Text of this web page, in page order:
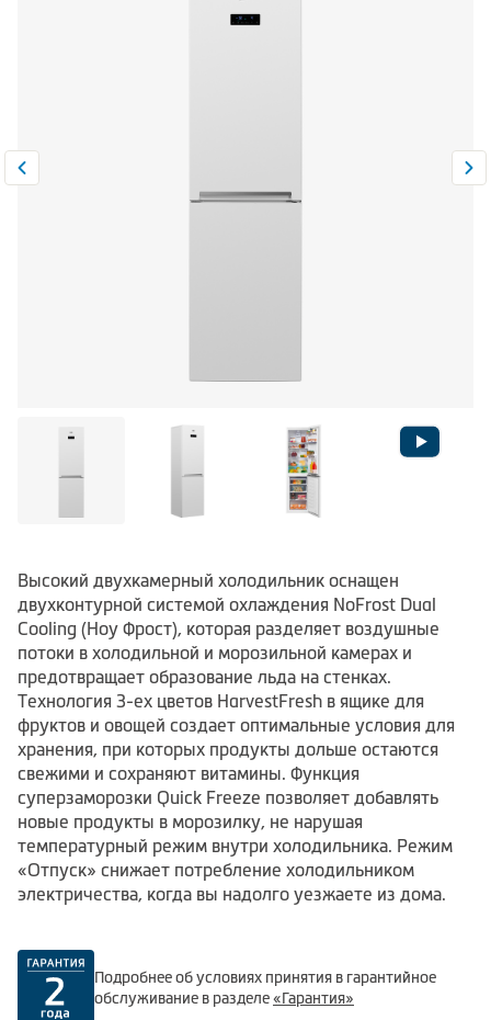
Климатическая техника
Высокий двухкамерный холодильник оснащен
двухконтурной системой охлаждения NoFrost Dual
Cooling (Ноу Фрост), которая разделяет воздушные
потоки в холодильной и морозильной камерах и
предотвращает образование льда на стенках.
Технология 3-ех цветов HarvestFresh в ящике для
фруктов и овощей создает оптимальные условия для
хранения, при которых продукты дольше остаются
свежими и сохраняют витамины. Функция
суперзаморозки Quick Freeze позволяет добавлять
новые продукты в морозилку, не нарушая
температурный режим внутри холодильника. Режим
«Отпуск» снижает потребление холодильником
электричества, когда вы надолго уезжаете из дома.
Подробнее об условиях принятия в гарантийное
обслуживание в разделе«Гарантия»